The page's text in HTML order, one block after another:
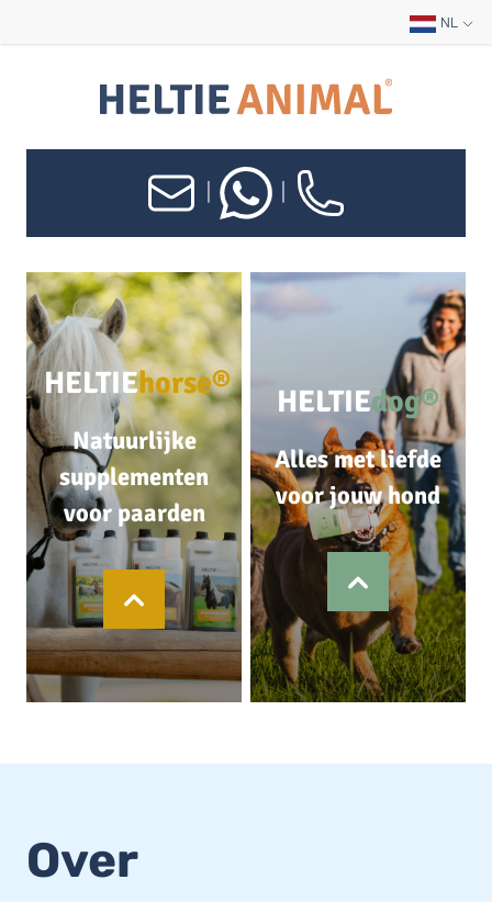
NL
HELTIEhorse®
Natuurlijke
supplementen
voor paarden
HELTIEdog®
Alles met liefde
voor jouw hond
Over